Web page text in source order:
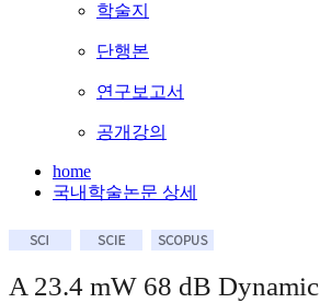
학술지
단행본
연구보고서
공개강의
home
국내학술논문 상세
A 23.4 mW 68 dB Dynamic